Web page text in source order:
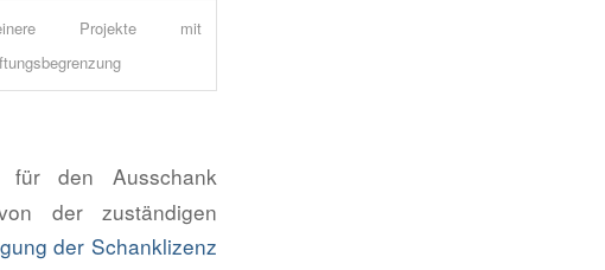
Projekte mit
den Ausschank
der zuständigen
der Schanklizenz